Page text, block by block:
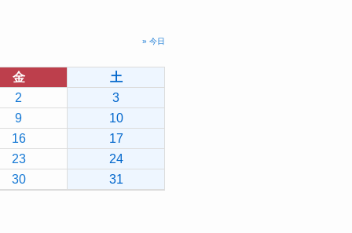
» 今日
金
土
2
3
9
10
16
17
23
24
30 31